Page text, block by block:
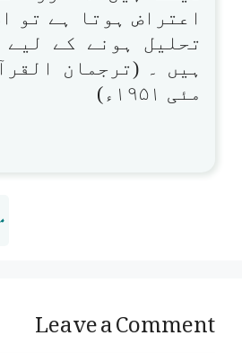
اعتراض ہوتا ہے تو
تحلیل ہونے کے لیے
ہیں ۔ (ترجمان
مئی ۱۹۵۱ء)
Leave a Comment